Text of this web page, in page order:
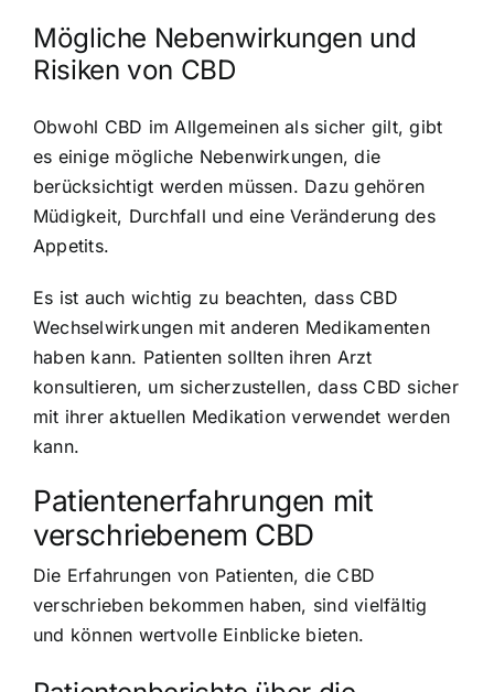
Mögliche Nebenwirkungen und
Risiken von CBD
Obwohl CBD im Allgemeinen als sicher gilt, gibt
es einige mögliche Nebenwirkungen, die
berücksichtigt werden müssen. Dazu gehören
Müdigkeit, Durchfall und eine Veränderung des
Appetits.
Es ist auch wichtig zu beachten, dass CBD
Wechselwirkungen mit anderen Medikamenten
haben kann. Patienten sollten ihren Arzt
konsultieren, um sicherzustellen, dass CBD sicher
mit ihrer aktuellen Medikation verwendet werden
kann.
Patientenerfahrungen mit
verschriebenem CBD
Die Erfahrungen von Patienten, die CBD
verschrieben bekommen haben, sind vielfältig
und können wertvolle Einblicke bieten.